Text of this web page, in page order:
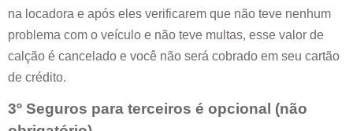
na locadora e após eles verificarem que não teve nenhum
problema com o veículo e não teve multas, esse valor de
calção é cancelado e você não será cobrado em seu cartão
de crédito.
3º Seguros para terceiros é opcional (não